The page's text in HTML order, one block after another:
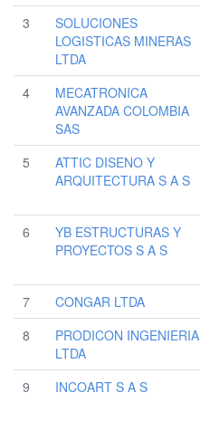
3
SOLUCIONES
LOGISTICAS MINERAS
LTDA
4
MECATRONICA
AVANZADA COLOMBIA
SAS
5
ATTIC DISENO Y
ARQUITECTURA S A S
6
YB ESTRUCTURAS Y
PROYECTOS S A S
7
CONGAR LTDA
8
PRODICON INGENIERIA
LTDA
9 INCOART S A S